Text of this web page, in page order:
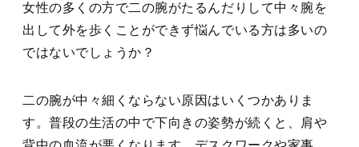
女性の多くの方で二の腕がたるんだりして中々腕を
出して外を歩くことができず悩んでいる方は多いの
ではないでしょうか？
二の腕が中々細くならない原因はいくつかありま
す。普段の生活の中で下向きの姿勢が続くと、肩や